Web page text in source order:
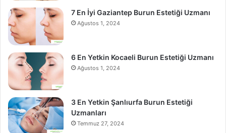
7 En İyi Gaziantep Burun Estetiği Uzmanı
Ağustos 1, 2024
6 En Yetkin Kocaeli Burun Estetiği Uzmanı
Ağustos 1, 2024
3 En Yetkin Şanlıurfa Burun Estetiği
Uzmanları
Temmuz 27, 2024